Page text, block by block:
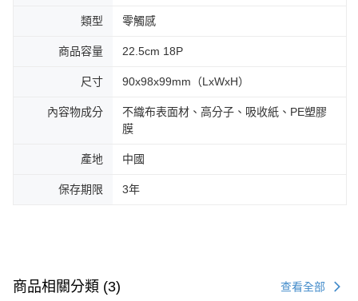
類型 零觸感
商品容量 22.5cm 18P
尺寸 90x98x99mm（LxWxH）
內容物成分
不織布表面材、高分子、吸收紙、PE塑膠
膜
產地 中國
保存期限 3年
商品相關分類 (3) 查看全部